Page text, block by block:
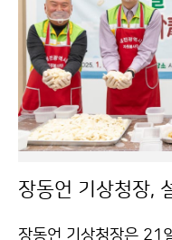
장동언 기상청장,
장동언 기상청장은 21